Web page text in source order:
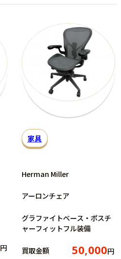
円
家具
Herman Miller
アーロンチェア
グラファイトベース・ポスチ
ャーフィットフル装備
買取金額 50,000円